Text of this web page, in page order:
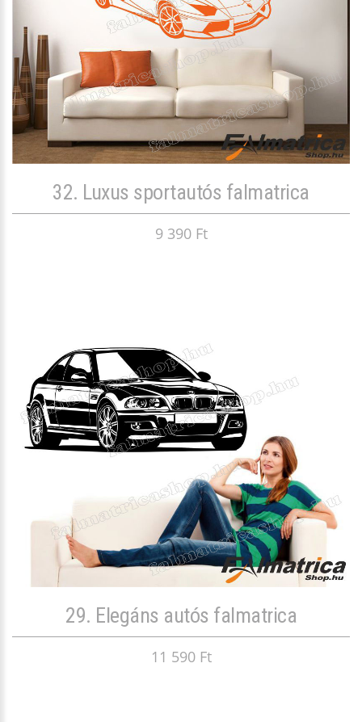
32. Luxus sportautós falmatrica
9 390 Ft
29. Elegáns autós falmatrica
11 590 Ft